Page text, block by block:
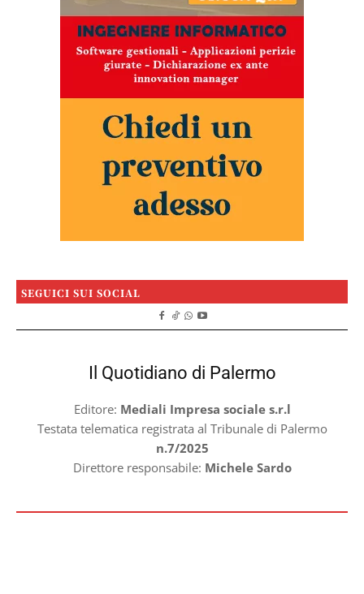
SEGUICI SUI SOCIAL
Il Quotidiano di Palermo
Editore: Mediali Impresa sociale s.r.l
Testata telematica registrata al Tribunale di Palermo
n.7/2025
Direttore responsabile: Michele Sardo